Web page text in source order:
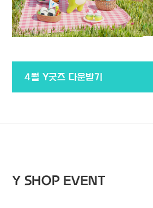
4월 Y굿즈 다운받기
Y SHOP EVENT